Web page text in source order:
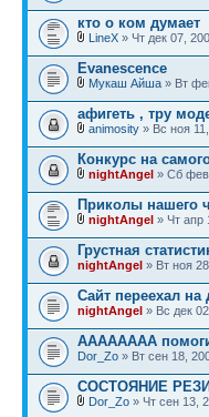
кто о ком думает
LineX » Чт дек 07,
Evanescence
Мукаш Айша » Вт
афигеть , тру
animosity » Вс ноя
Конкурс на
nightAngel » Сб фев
Приколы нашего
nightAngel » Чт апр
Грустная
nightAngel » Вт ноя
Сайт переехал на
nightAngel » Вс дек
АААААААА
Dor_Zo » Вт сен 18,
СОСТОЯНИЕ
Dor_Zo » Чт сен 13,